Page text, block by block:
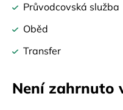
Průvodcovská služba
Oběd
Transfer
Není zahrnuto